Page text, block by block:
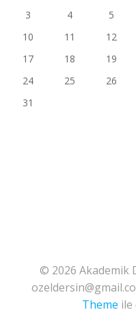
3
4 5
10
11 12
17
18 19
24
25 26
31
© 2026 Akademik
Theme